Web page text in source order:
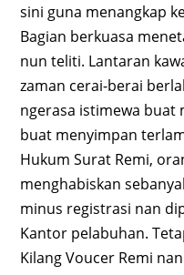
sini guna menangkap
Bagian berkuasa
nun teliti. Lantaran
zaman cerai-berai
ngerasa istimewa buat
buat menyimpan
Hukum Surat Remi,
menghabiskan
minus registrasi nan
Kantor pelabuhan.
Kilang Voucer Remi